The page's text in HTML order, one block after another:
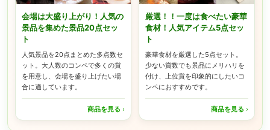
会場は大盛り上がり！人気の
景品を集めた景品20点セッ
ト
人気景品を20点まとめた多点数セ
ット。大人数のコンペで多くの賞
を用意し、会場を盛り上げたい場
合に適しています。
商品を見る ›
厳選！！一度は食べたい豪華
食材！人気アイテム5点セッ
ト
豪華食材を厳選した5点セット。
少ない賞数でも景品にメリハリを
付け、上位賞を印象的にしたいコ
ンペにおすすめです。
商品を見る ›